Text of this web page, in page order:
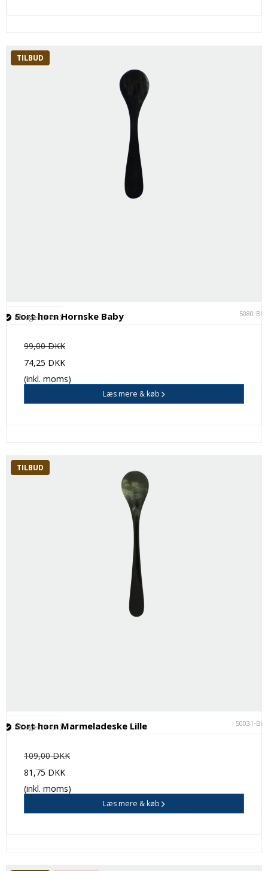
TILBUD
Sort horn Hornske Baby 5080-BK
På lager (3 stk.)
99,00 DKK
74,25 DKK
(inkl. moms)
Læs mere & køb
TILBUD
Sort horn Marmeladeske Lille 50031-BK
På lager (4 stk.)
109,00 DKK
81,75 DKK
(inkl. moms)
Læs mere & køb